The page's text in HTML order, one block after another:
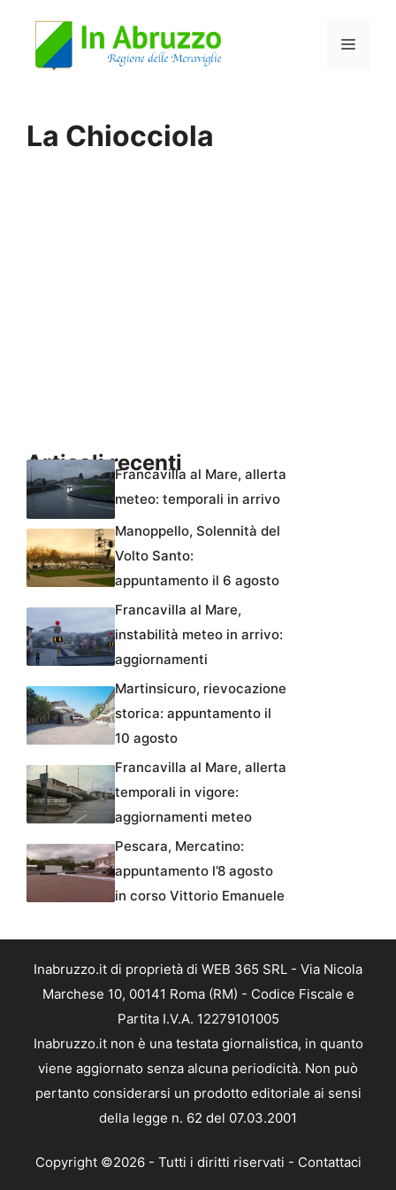
Menu
La Chiocciola
Articoli recentiFrancavilla al Mare, allerta
meteo: temporali in arrivo
Manoppello, Solennità del
Volto Santo:
appuntamento il 6 agosto
Francavilla al Mare,
instabilità meteo in arrivo:
aggiornamenti
Martinsicuro, rievocazione
storica: appuntamento il
10 agosto
Francavilla al Mare, allerta
temporali in vigore:
aggiornamenti meteo
Pescara, Mercatino:
appuntamento l’8 agosto
in corso Vittorio Emanuele
Inabruzzo.it di proprietà di WEB 365 SRL - Via Nicola
Marchese 10, 00141 Roma (RM) - Codice Fiscale e
Partita I.V.A. 12279101005
Inabruzzo.it non è una testata giornalistica, in quanto
viene aggiornato senza alcuna periodicità. Non può
pertanto considerarsi un prodotto editoriale ai sensi
della legge n. 62 del 07.03.2001
Copyright ©2026 - Tutti i diritti riservati - Contattaci